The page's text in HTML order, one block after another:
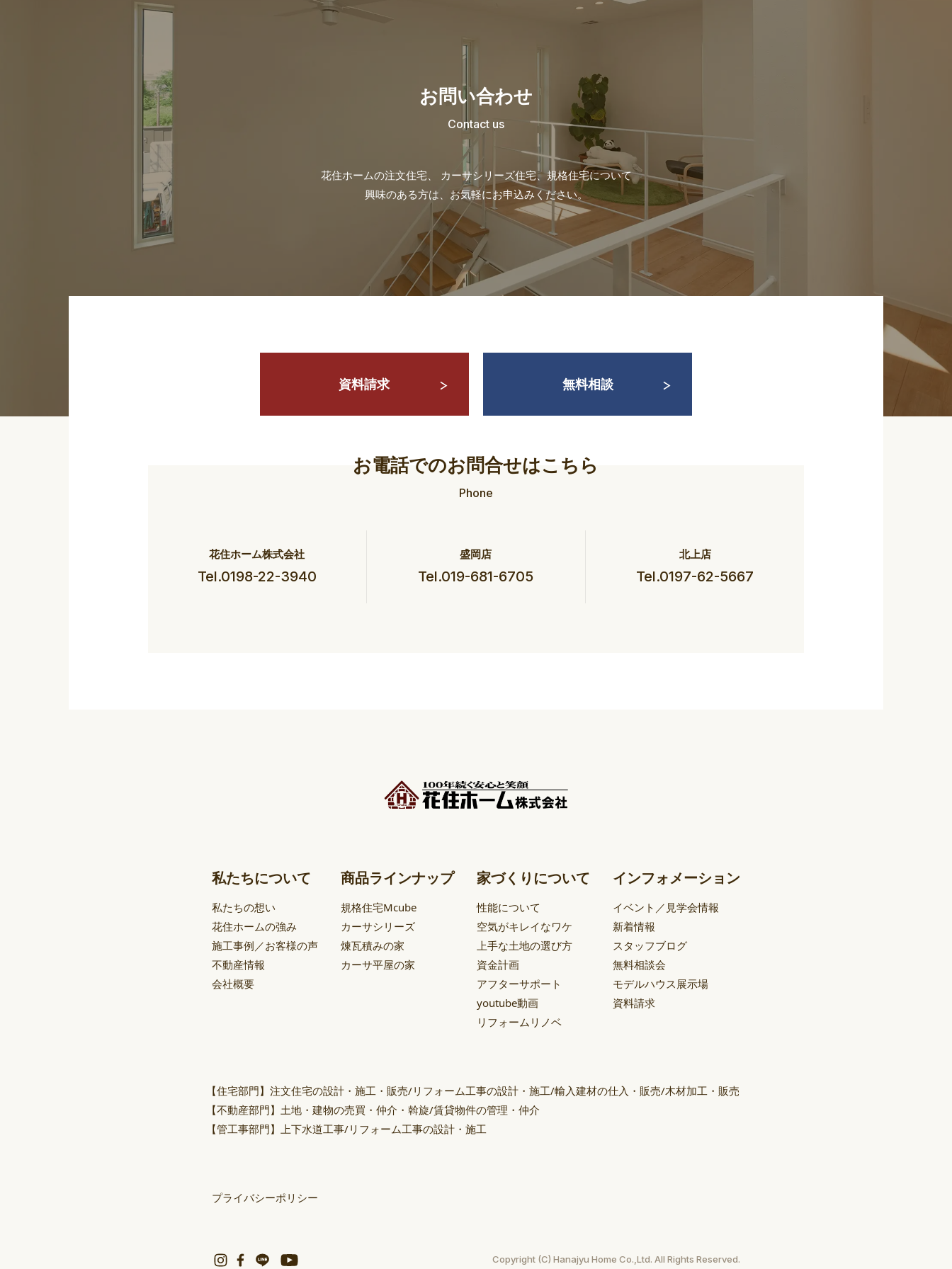
お問い合わせ
Contact us
花住ホームの注文住宅、 カーサシリーズ住宅、規格住宅について
興味のある方は、お気軽にお申込みください。
資料請求 無料相談
お電話でのお問合せはこちら
Phone
花住ホーム株式会社
Tel.0198-22-3940
盛岡店
Tel.019-681-6705
北上店
Tel.0197-62-5667
私たちについて
私たちの想い
花住ホームの強み
施工事例／お客様の声
不動産情報
会社概要
商品ラインナップ
規格住宅Mcube
カーサシリーズ
煉瓦積みの家
カーサ平屋の家
家づくりについて
性能について
空気がキレイなワケ
上手な土地の選び方
資金計画
アフターサポート
youtube動画
リフォームリノベ
インフォメーション
イベント／見学会情報
新着情報
スタッフブログ
無料相談会
モデルハウス展示場
資料請求
【住宅部門】注文住宅の設計・施工・販売/リフォーム工事の設計・施工/輸入建材の仕入・販売/木材加工・販売
【不動産部門】 土地・建物の売買・仲介・斡旋/賃貸物件の管理・仲介
【管工事部門】
上下水道工事/リフォーム工事の設計・施工
プライバシーポリシー
Copyright (C) Hanajyu Home Co.,Ltd. All Rights Reserved.